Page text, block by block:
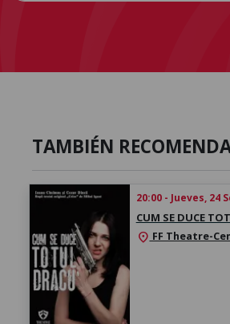
TAMBIÉN
20:00 - Jueves, 24
CUM SE DUCE
location_on FF Theatre-